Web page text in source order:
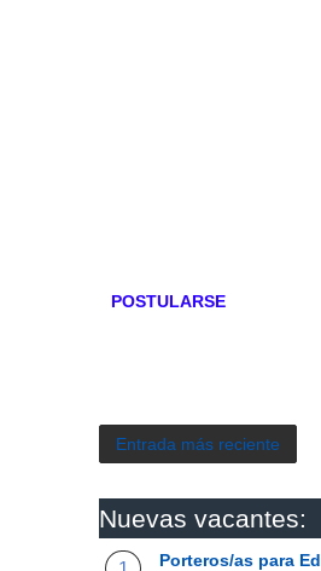
POSTULARSE
Entrada más reciente
Nuevas vacantes:
Porteros/as para